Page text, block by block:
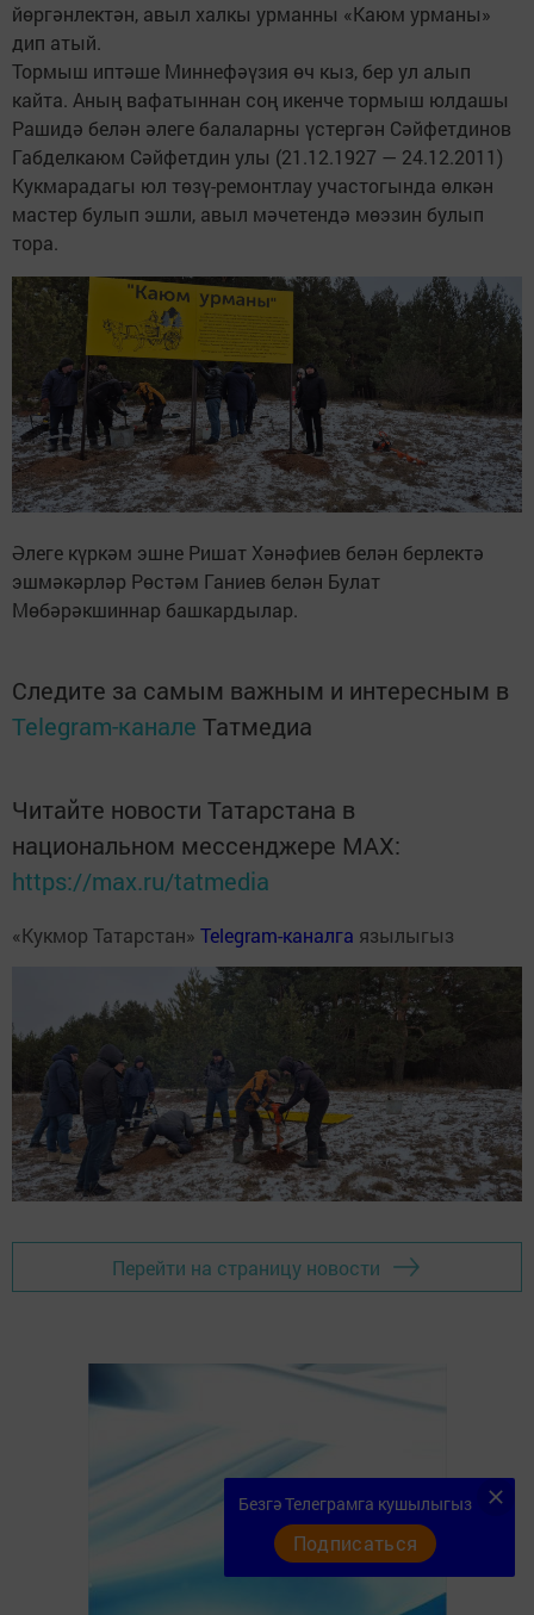
йөргәнлектән, авыл халкы урманны «Каюм урманы»
дип атый.
Тормыш иптәше Миннефәүзия өч кыз, бер ул алып
кайта. Аның вафатыннан соң икенче тормыш юлдашы
Рашидә белән әлеге балаларны үстергән Сәйфетдинов
Габделкаюм Сәйфетдин улы (21.12.1927 — 24.12.2011)
Кукмарадагы юл төзү-ремонтлау участогында өлкән
мастер булып эшли, авыл мәчетендә мөэзин булып
тора.
Әлеге күркәм эшне Ришат Хәнәфиев белән берлектә
эшмәкәрләр Рөстәм Ганиев белән Булат
Мөбәрәкшиннар башкардылар.
Следите за самым важным и интересным в
Telegram-канале Татмедиа
Читайте новости Татарстана в
национальном мессенджере MАХ:
https://max.ru/tatmedia
«Кукмор Татарстан» Telegram-каналга язылыгыз
Перейти на страницу новости
Безгә Телеграмга кушылыгыз
Подписаться